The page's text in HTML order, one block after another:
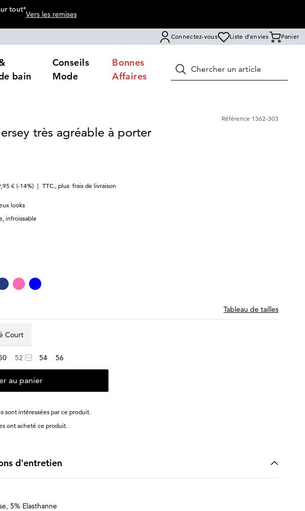
tout*
Vers les remises
Connectez-vous Liste d'envies Panier
bain
Conseils
Mode
Bonnes
Affaires
Rechercher
Référence 1362-303
très agréable à porter
€ (-14%) | TTC., plus frais de livraison
looks
infroissable
Tableau de tailles
Court
52 54 56
au panier
sont intéressées par ce produit.
ont acheté ce produit.
d'entretien
5% Elasthanne